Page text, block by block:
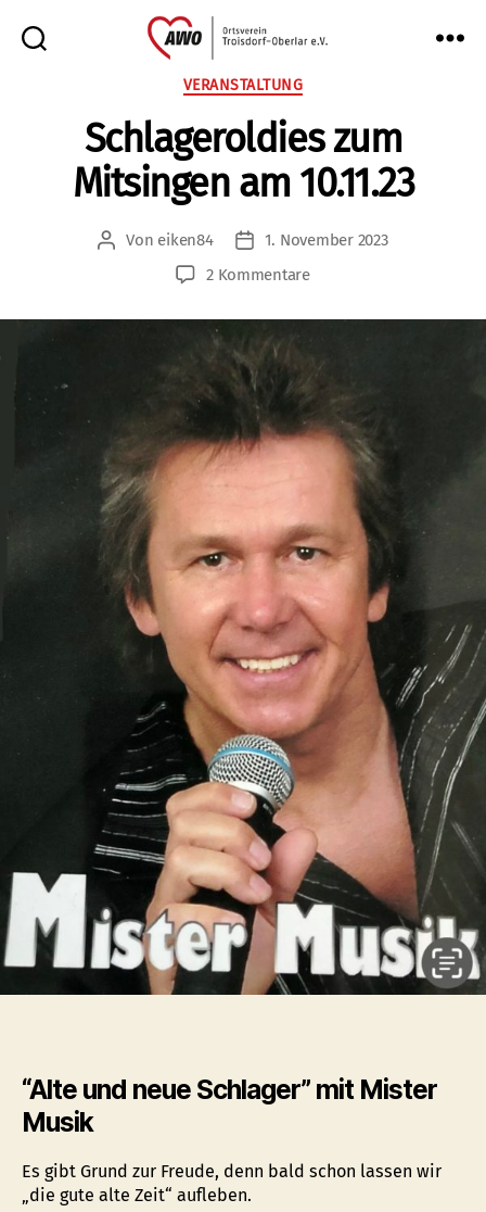
AWO
e.V.
Kategorien
VERANSTALTUNG
Schlageroldies zum
Mitsingen am 10.11.23
Beitragsautor
Von eiken84 Veröffentlichungsdatum
1. November 2023
2 Kommentarezu
zum
Mitsingen
am
10.11.23
“Alte und neue Schlager” mit Mister
Musik
Es gibt Grund zur Freude, denn bald schon lassen wir
„die gute alte Zeit“ aufleben.